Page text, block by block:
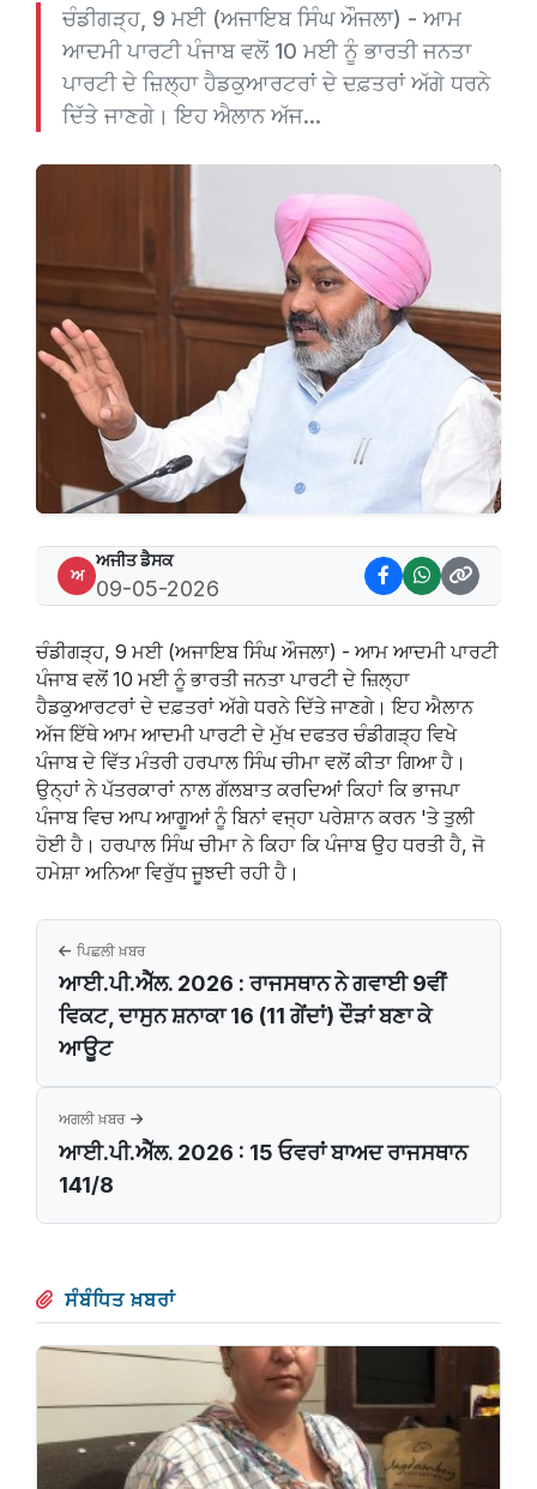
ਚੰਡੀਗੜ੍ਹ, 9 ਮਈ (ਅਜਾਇਬ ਸਿੰਘ ਔਜਲਾ) - ਆਮ
ਆਦਮੀ ਪਾਰਟੀ ਪੰਜਾਬ ਵਲੋਂ 10 ਮਈ ਨੂੰ ਭਾਰਤੀ ਜਨਤਾ
ਪਾਰਟੀ ਦੇ ਜ਼ਿਲ੍ਹਾ ਹੈਡਕੁਆਰਟਰਾਂ ਦੇ ਦਫ਼ਤਰਾਂ ਅੱਗੇ ਧਰਨੇ
ਦਿੱਤੇ ਜਾਣਗੇ। ਇਹ ਐਲਾਨ ਅੱਜ...
ਅ
ਅਜੀਤ ਡੈਸਕ
09-05-2026
ਚੰਡੀਗੜ੍ਹ, 9 ਮਈ (ਅਜਾਇਬ ਸਿੰਘ ਔਜਲਾ) - ਆਮ ਆਦਮੀ ਪਾਰਟੀ
ਪੰਜਾਬ ਵਲੋਂ 10 ਮਈ ਨੂੰ ਭਾਰਤੀ ਜਨਤਾ ਪਾਰਟੀ ਦੇ ਜ਼ਿਲ੍ਹਾ
ਹੈਡਕੁਆਰਟਰਾਂ ਦੇ ਦਫ਼ਤਰਾਂ ਅੱਗੇ ਧਰਨੇ ਦਿੱਤੇ ਜਾਣਗੇ। ਇਹ ਐਲਾਨ
ਅੱਜ ਇੱਥੇ ਆਮ ਆਦਮੀ ਪਾਰਟੀ ਦੇ ਮੁੱਖ ਦਫਤਰ ਚੰਡੀਗੜ੍ਹ ਵਿਖੇ
ਪੰਜਾਬ ਦੇ ਵਿੱਤ ਮੰਤਰੀ ਹਰਪਾਲ ਸਿੰਘ ਚੀਮਾ ਵਲੋਂ ਕੀਤਾ ਗਿਆ ਹੈ।
ਉਨ੍ਹਾਂ ਨੇ ਪੱਤਰਕਾਰਾਂ ਨਾਲ ਗੱਲਬਾਤ ਕਰਦਿਆਂ ਕਿਹਾਂ ਕਿ ਭਾਜਪਾ
ਪੰਜਾਬ ਵਿਚ ਆਪ ਆਗੂਆਂ ਨੂੰ ਬਿਨਾਂ ਵਜ੍ਹਾ ਪਰੇਸ਼ਾਨ ਕਰਨ 'ਤੇ ਤੁਲੀ
ਹੋਈ ਹੈ। ਹਰਪਾਲ ਸਿੰਘ ਚੀਮਾ ਨੇ ਕਿਹਾ ਕਿ ਪੰਜਾਬ ਉਹ ਧਰਤੀ ਹੈ, ਜੋ
ਹਮੇਸ਼ਾ ਅਨਿਆ ਵਿਰੁੱਧ ਜੂਝਦੀ ਰਹੀ ਹੈ।
ਪਿਛਲੀ ਖ਼ਬਰ
ਆਈ.ਪੀ.ਐੱਲ. 2026 : ਰਾਜਸਥਾਨ ਨੇ ਗਵਾਈ 9ਵੀਂ
ਵਿਕਟ, ਦਾਸੁਨ ਸ਼ਨਾਕਾ 16 (11 ਗੇਂਦਾਂ) ਦੌੜਾਂ ਬਣਾ ਕੇ
ਆਊਟ
ਅਗਲੀ ਖ਼ਬਰ
ਆਈ.ਪੀ.ਐੱਲ. 2026 : 15 ਓਵਰਾਂ ਬਾਅਦ ਰਾਜਸਥਾਨ
141/8
ਸੰਬੰਧਿਤ ਖ਼ਬਰਾਂ